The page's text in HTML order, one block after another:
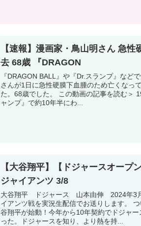
【速報】漫画家・鳥山明さん 急
去 68歳 『DRAGON
『DRAGON BALL』や『Dr.スランプ』など
さんが1日に急性硬膜下血腫のため亡くなっ
た。68歳でした。 この動画の記事を読む＞
ャンプ』で約10年半にわ...
【大谷翔平】【ドジャースオープ
ジャイアンツ 3/8
大谷翔平 ドジャース 山本由伸 2024年3
イアンツ戦を実況生配信でお送りします。
谷翔平が始動！今年から10年契約でドジャ
った。ドジャースを知り、より熱を持...